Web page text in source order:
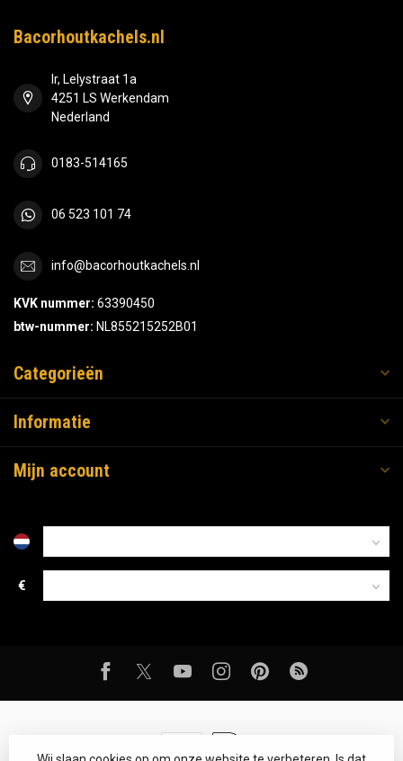
Bacorhoutkachels.nl
Ir, Lelystraat 1a
4251 LS Werkendam
Nederland
0183-514165
06 523 101 74
info@bacorhoutkachels.nl
KVK nummer: 63390450
btw-nummer: NL855215252B01
Categorieën
Informatie
Mijn account
€